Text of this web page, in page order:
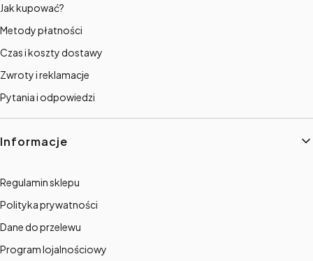
Jak kupować?
Metody płatności
Czas i koszty dostawy
Zwroty i reklamacje
Pytania i odpowiedzi
Informacje
Regulamin sklepu
Polityka prywatności
Dane do przelewu
Program lojalnościowy